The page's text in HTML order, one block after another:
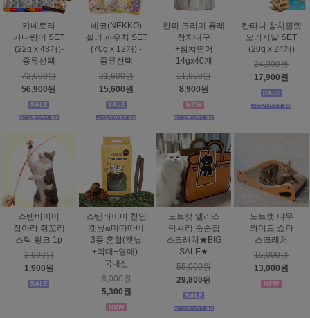
카네토라
가다랑어 SET
(22g x 48개)-
종류선택
72,000원
56,900원
네코(NEKKO)
젤리 파우치 SET
(70g x 12개) -
종류선택
21,600원
15,600원
완피 크리미 퓨레
참치대구
+참치연어
14gx40개
11,900원
8,900원
칸타나 참치필렛
오리지날 SET
(20g x 24개)
24,000원
17,900원
스탠바이미
잡아라 쥐꼬리
스틱 핑크 1p
2,900원
1,900원
스탠바이미 천연
캣닢&마따따비
3종 혼합(캣닢
+막대+열매)-
국내산
8,000원
5,300원
도트캣 엘리스
럭셔리 숨숨집
스크래처★BIG
SALE★
55,000원
29,800원
도트캣 냐무
와이드 쇼파
스크래쳐
15,000원
13,000원